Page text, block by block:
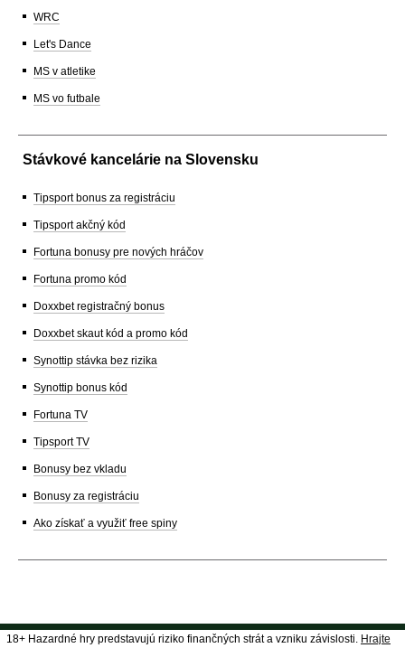
WRC
Let's Dance
MS v atletike
MS vo futbale
Stávkové kancelárie na Slovensku
Tipsport bonus za registráciu
Tipsport akčný kód
Fortuna bonusy pre nových hráčov
Fortuna promo kód
Doxxbet registračný bonus
Doxxbet skaut kód a promo kód
Synottip stávka bez rizika
Synottip bonus kód
Fortuna TV
Tipsport TV
Bonusy bez vkladu
Bonusy za registráciu
Ako získať a využiť free spiny
18+ Hazardné hry predstavujú riziko finančných strát a vzniku závislosti. Hrajte